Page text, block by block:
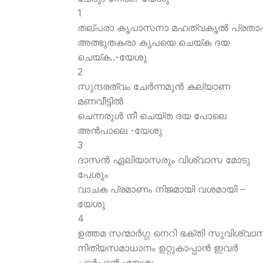
1
തല്പരാ കൃപാസനാ മഹത്വകൃല്‍
അത്ഭുതകരാ കൃപയെ ചെയ്ക ദയ
ചെയ്ക..-യേശു
2
സുന്ദരത്വം ചേര്‍ന്നമുന്‍ കല്യാണ
മണവീട്ടില്‍
ചെന്നരുള്‍ നീ ചെയ്ത ദയ പോലെ
അന്‍പാലെ -യേശു
3
ദാസന്‍ ഏലിയാസരും വിശ്വാസ മോടു
പേശും
വാചക പ്രമാണം നിജമായി വശമായി –
യേശു
4
ഉത്തമ സന്മാര്‍ഗ്ഗ നെറി ഭക്തി
നിത്യസമാധാനം ഉറ്റുകാപ്പാന്‍ ഇവര്‍